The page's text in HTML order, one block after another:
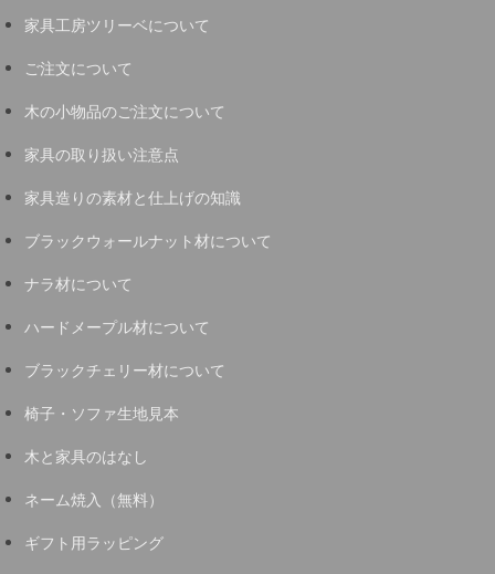
家具工房ツリーベについて
ご注文について
木の小物品のご注文について
家具の取り扱い注意点
家具造りの素材と仕上げの知識
ブラックウォールナット材について
ナラ材について
ハードメープル材について
ブラックチェリー材について
椅子・ソファ生地見本
木と家具のはなし
ネーム焼入（無料）
ギフト用ラッピング